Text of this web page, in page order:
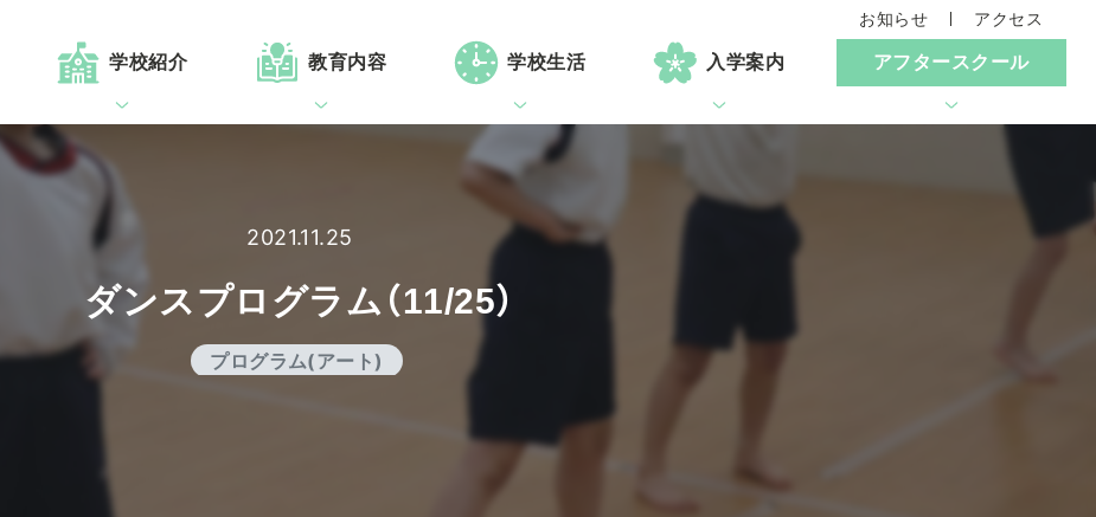
学校紹介 教育内容 学校生活 入学案内 アフタースクール
お知らせ アクセス
2021.11.25
ダンスプログラム（11/25）
プログラム(アート)